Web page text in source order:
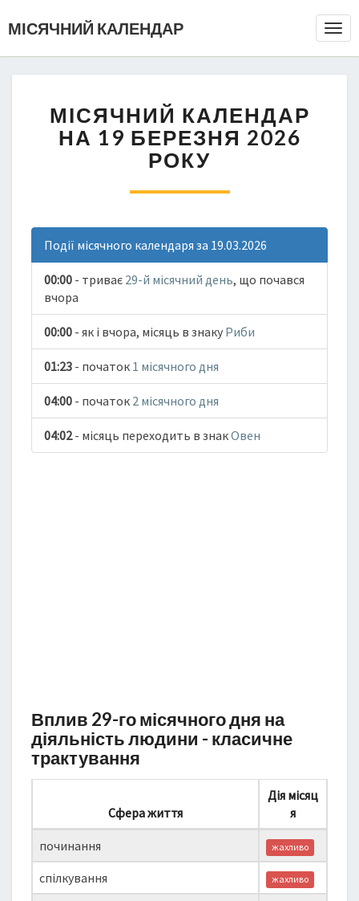
МІСЯЧНИЙ КАЛЕНДАР
МІСЯЧНИЙ КАЛЕНДАР
НА 19 БЕРЕЗНЯ 2026
РОКУ
Події місячного календаря за 19.03.2026
00:00 - триває 29-й місячний день, що почався
вчора
00:00 - як і вчора, місяць в знаку Риби
01:23 - початок 1 місячного дня
04:00 - початок 2 місячного дня
04:02- місяць переходить в знакОвен
Вплив 29-го місячного дня на
діяльність людини - класичне
трактування
Сфера життя
Дія місяц
я
починання жахливо
спілкування жахливо